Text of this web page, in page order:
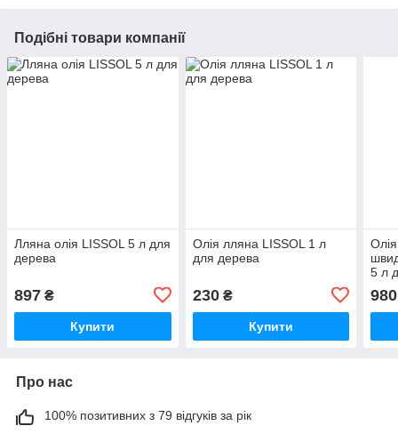
Подібні товари компанії
Лляна олія LISSOL 5 л для
дерева
897 ₴
Купити
Олія лляна LISSOL 1 л
для дерева
230₴
Купити
5 л
980
Про нас
100% позитивних з 79 відгуків за рік